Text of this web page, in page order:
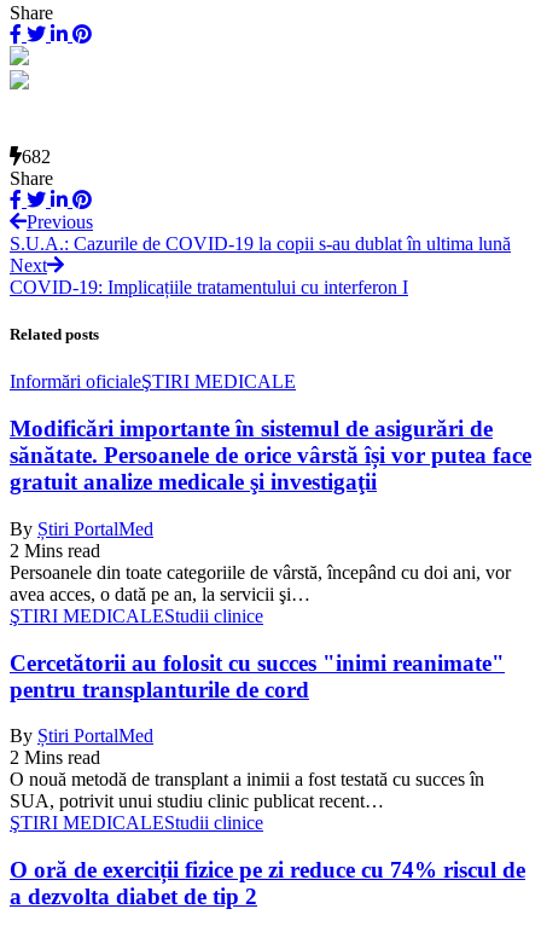
Share
682
Share
Previous
S.U.A.: Cazurile de COVID-19 la copii s-au dublat în ultima lună
Next
COVID-19: Implicațiile tratamentului cu interferon I
Related posts
Informări oficialeŞTIRI MEDICALE
Modificări importante în sistemul de asigurări de
sănătate. Persoanele de orice vârstă își vor putea face
gratuit analize medicale şi investigaţii
By Știri PortalMed
2 Mins read
Persoanele din toate categoriile de vârstă, începând cu doi ani, vor
avea acces, o dată pe an, la servicii şi…
ŞTIRI MEDICALEStudii clinice
Cercetătorii au folosit cu succes "inimi reanimate"
pentru transplanturile de cord
By Știri PortalMed
2 Mins read
O nouă metodă de transplant a inimii a fost testată cu succes în
SUA, potrivit unui studiu clinic publicat recent…
ŞTIRI MEDICALEStudii clinice
O oră de exerciții fizice pe zi reduce cu 74% riscul de
a dezvolta diabet de tip 2